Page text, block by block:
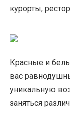
курорты,
Красные и
вас
уникальную
заняться